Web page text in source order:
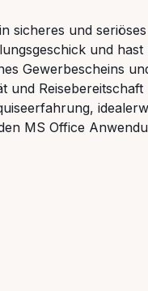
sicheres und
und
Gewerbescheins
und Reisebereitschaft
MS Office